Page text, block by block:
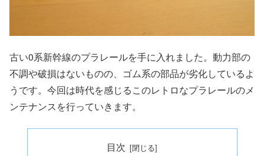
古い0系新幹線のプラレールを手に入れました。動力部の
不調や破損はないものの、ゴム系の部品が劣化しているよ
うです。今回は時代を感じるこのレトロなプラレールのメ
ンテナンスを行っていきます。
目次